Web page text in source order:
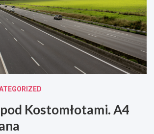
Kostomłotami. A4